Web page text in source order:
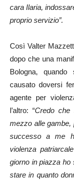
cara Ilaria,
proprio servizio”.
Così Valter
dopo che una
Bologna,
causato doversi
agente per
l’altro: “Credo che
mezzo alle gambe,
successo a me
violenza
giorno in piazza
stare in quanto